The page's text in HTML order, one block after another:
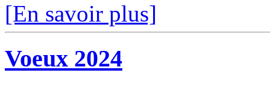
[En savoir plus]
Voeux 2024